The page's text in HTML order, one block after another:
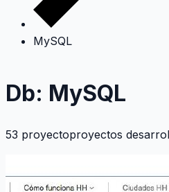
MySQL
Db: MySQL
53 proyectoproyectos